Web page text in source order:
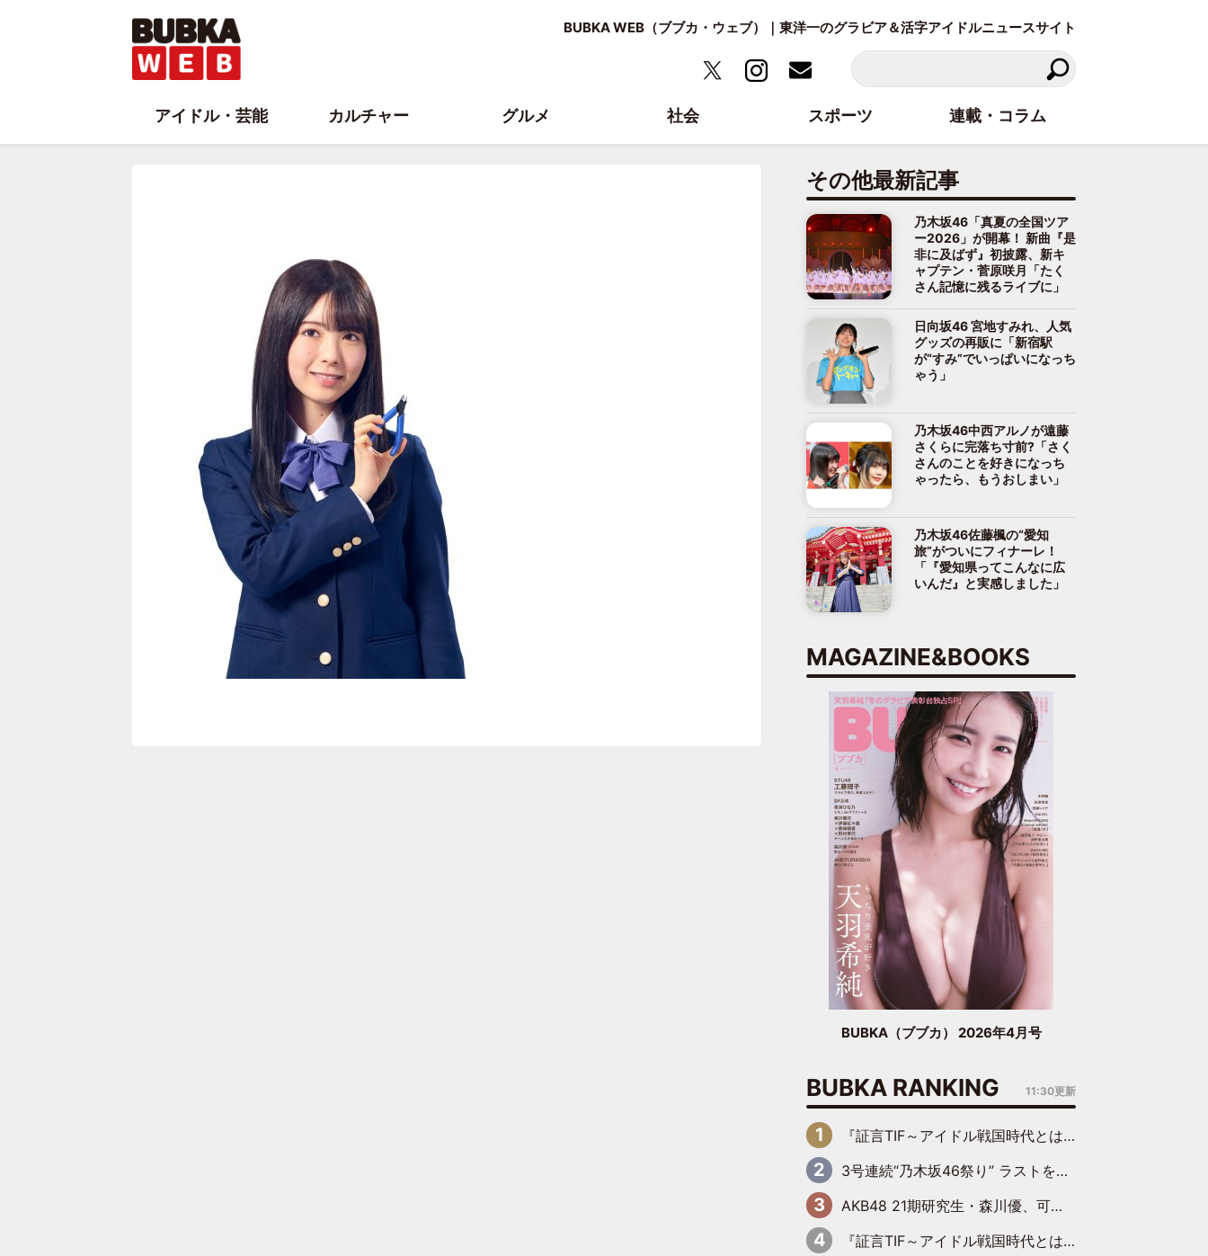
BUBKA WEB（ブブカ・ウェブ）｜東洋一のグラビア＆活字アイドルニュースサイト
その他最新記事
乃木坂46「真夏の全国ツア
ー2026」が開幕！ 新曲『是
非に及ばず』初披露、新キ
ャプテン・菅原咲月「たく
さん記憶に残るライブに」
日向坂46 宮地すみれ、人気
グッズの再販に「新宿駅
が“すみ”でいっぱいになっち
ゃう」
乃木坂46中西アルノが遠藤
さくらに完落ち寸前?「さく
さんのことを好きになっち
ゃったら、もうおしまい」
乃木坂46佐藤楓の“愛知
旅”がついにフィナーレ！
「『愛知県ってこんなに広
いんだ』と実感しました」
MAGAZINE&BOOKS
BUBKA（ブブカ） 2026年4月号
BUBKA RANKING 11:30更新
『証言TIF～アイドル戦国時代とはなんだったのか～』第6回：でんぱ組.inc・古川未鈴×相沢梨紗「『ハロプロやりたかったな』って言ったら、夢眠ねむさんに『てめえはでんぱ組．incなんだよ！』って肩パンされて(笑)」
3号連続“乃木坂46祭り” ラストを飾るのは賀喜遥香…5年ぶりの登場に「5年分大人になった私を見ていただけたら」
AKB48 21期研究生・森川優、可愛さもある大人の女性に
『証言TIF～アイドル戦国時代とはなんだったのか～』第11回：私立恵比寿中学・真山りか×安本彩花「TIFで10年ぶりのキョンシーメイクをしたら、場を完全に引かせてしまって。時代が変わったんだなって」
アイドル・芸能 カルチャー グルメ 社会 スポーツ 連載・コラム